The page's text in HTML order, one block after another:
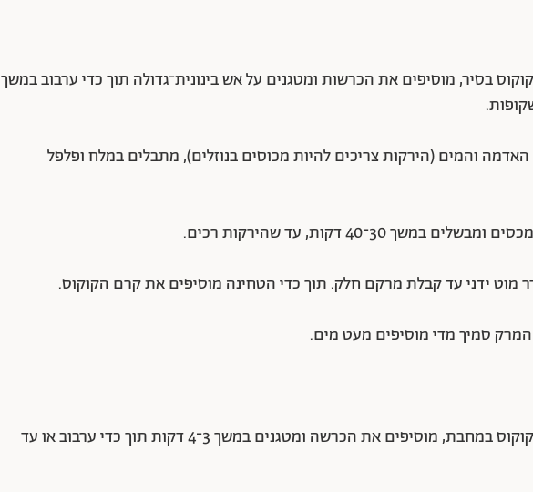
בסיר, מוסיפים את הכרשות ומטגנים על אש בינונית־גדולה תוך כדי ערבוב במשך
האדמה והמים (הירקות צריכים להיות מכוסים בנוזלים), מתבלים במלח ופלפל
1. מחממים את שמן הקוקוס במחבת, מוסיפים את הכרשה ומטגנים במשך 3־4 דקות תוך כדי ערבוב או עד